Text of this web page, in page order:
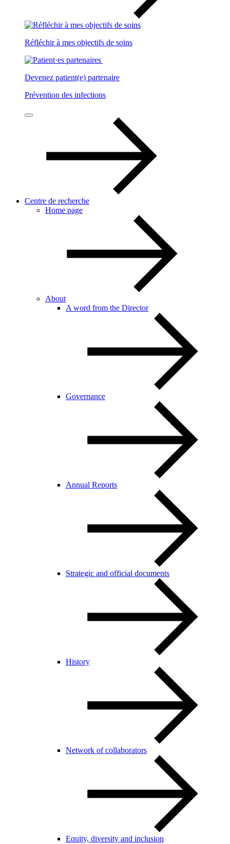
Réfléchir à mes objectifs de soins
Devenez patient(e) partenaire
Prévention des infections
Centre de recherche
Home page
About
A word from the Director
Governance
Annual Reports
Strategic and official documents
History
Network of collaborators
Equity, diversity and inclusion